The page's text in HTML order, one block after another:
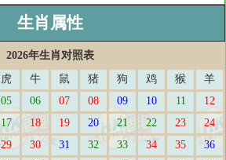
生肖属性
2026年生肖对照表
虎 牛 鼠 猪 狗 鸡 猴
羊
05 06 07 08 09 10 11
12
17 18 19 20 21 22 23
24
29 30 31 32 33 34 35
36